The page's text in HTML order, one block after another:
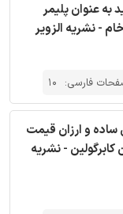
به عنوان پلیمر
- نشریه الزویر
فارسی: 10
ساده و ارزان قیمت
کابرگولین - نشریه